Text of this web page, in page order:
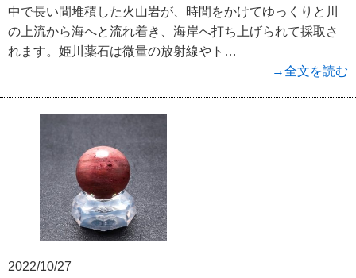
中で長い間堆積した火山岩が、時間をかけてゆっくりと川
の上流から海へと流れ着き、海岸へ打ち上げられて採取さ
れます。姫川薬石は微量の放射線やト…
→全文を読む
2022/10/27